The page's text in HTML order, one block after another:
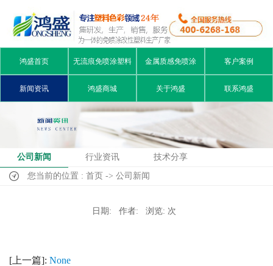
鸿盛首页 无流痕免喷涂塑料 金属质感免喷涂 客户案例
新闻资讯 鸿盛商城 关于鸿盛 联系鸿盛
公司新闻 行业资讯 技术分享
您当前的位置 : 首页 -> 公司新闻
日期: 作者: 浏览: 次
[上一篇]: None